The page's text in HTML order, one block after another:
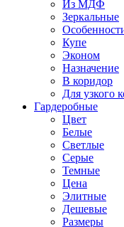
Из МДФ
Зеркальные
Купе
Эконом
Назначение
В коридор
Для узкого
Гардеробные
Цвет
Белые
Светлые
Серые
Темные
Цена
Элитные
Дешевые
Размеры